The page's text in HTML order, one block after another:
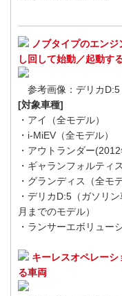
ノブタイプのエン
し回して始動／起動す
参考画像：デリカD:5
[対象車種]
・アイ（全モデル）
・i-MiEV（全モデル）
・アウトランダー
・ギャランフォルティ
・グランディス（全モ
・デリカD:5（ガソリ
月までのモデル）
・ランサーエボリュー
キーレスオペレー
る車両